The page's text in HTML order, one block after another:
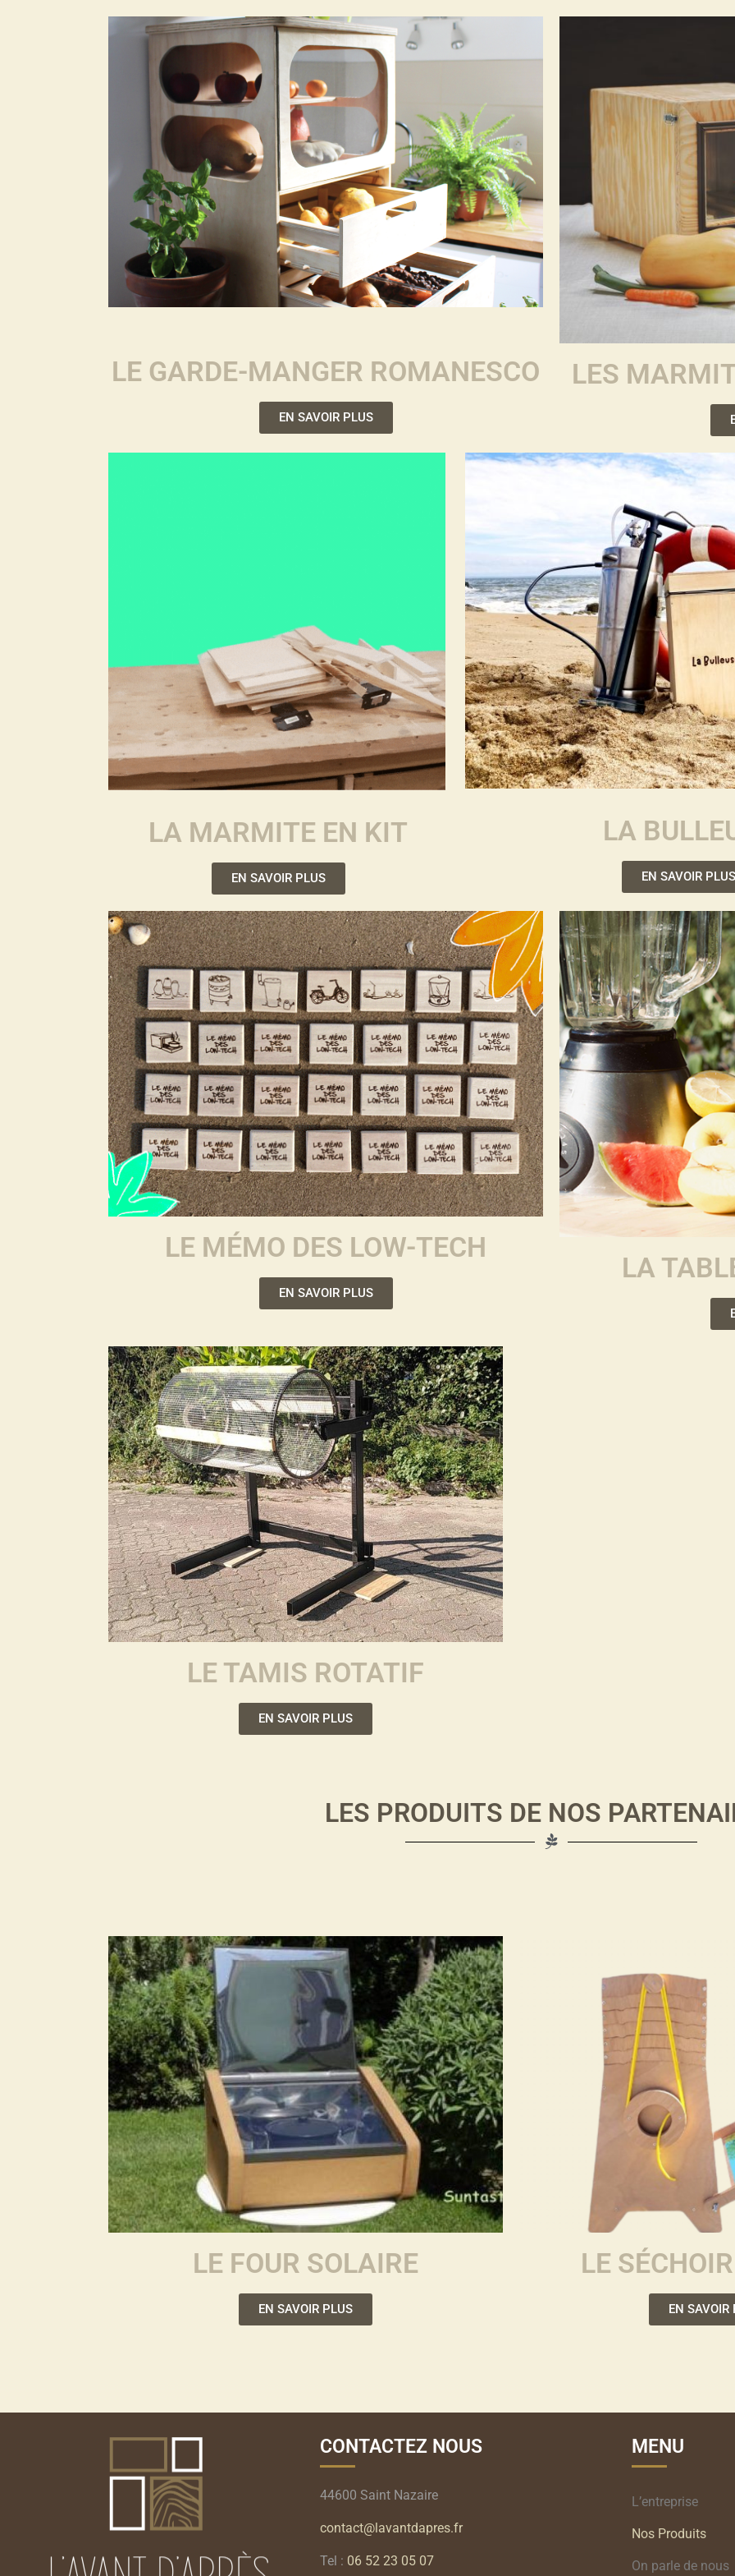
LE GARDE-MANGER ROMANESCO
EN SAVOIR PLUS
LES
LA MARMITE EN KIT
EN SAVOIR PLUS
LA
EN SAVOIR
LE MÉMO DES LOW-TECH
EN SAVOIR PLUS
LA
LE TAMIS ROTATIF
EN SAVOIR PLUS
LES PRODUITS DE NOS
LE FOUR SOLAIRE
EN SAVOIR PLUS
LE
EN SAVOIR
CONTACTEZ NOUS
44600 Saint Nazaire
contact@lavantdapres.fr
Tel : 06 52 23 05 07
MENU
L’entreprise
Nos Produits
On parle de nous